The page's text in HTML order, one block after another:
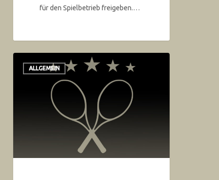
für den Spielbetrieb freigeben.…
ALLGEMEIN